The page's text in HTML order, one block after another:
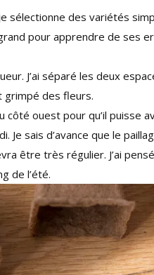
sélectionne des variétés
pour apprendre de ses
J’ai séparé les deux
grimpé des fleurs.
ouest pour qu’il puisse
Je sais d’avance que le
être très régulier. J’ai
de l’été.